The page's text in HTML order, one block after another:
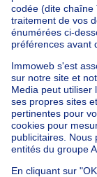
Maison à
Maison à
Nos biens
Appartement